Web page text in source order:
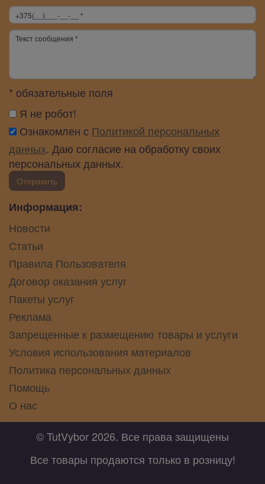
* обязательные поля
Я не робот!
Ознакомлен с Политикой персональных
данных. Даю согласие на обработку своих
персональных данных.
Отправить
Информация:
Новости
Статьи
Правила Пользователя
Договор оказания услуг
Пакеты услуг
Реклама
Запрещенные к размещению товары и услуги
Условия использования материалов
Политика персональных данных
Помощь
О нас
© TutVybor 2026. Все права защищены
Все товары продаются только в розницу!